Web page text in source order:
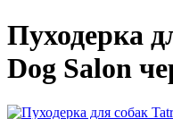
Пуходерка
Dog Salon